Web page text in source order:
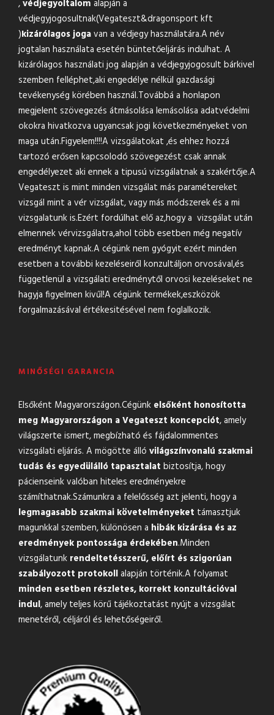
,védjegyoltalom alapján a
védjegyjogosultnak(Vegateszt&dragonsport kft
)kizárólagos jogavan a védjegy használatára.A név
jogtalan használata esetén büntetőeljárás indulhat. A
kizárólagos használati jog alapján a védjegyjogosult bárkivel
szemben felléphet,aki engedélye nélkül gazdasági
tevékenység körében használ.Továbbá a honlapon
megjelent szövegezés átmásolása lemásolása adatvédelmi
okokra hivatkozva ugyancsak jogi következményeket von
maga után.Figyelem!!!!A vizsgálatokat ,és ehhez hozzá
tartozó erősen kapcsolodó szövegezést csak annak
engedélyezet aki ennek a tipusú vizsgálatnak a szakértője.A
Vegateszt is mint minden vizsgálat más paramétereket
vizsgál mint a vér vizsgálat, vagy más módszerek és a mi
vizsgalatunk is.Ezért fordúlhat elő az,hogy a vizsgálat után
elmennek vérvizsgálatra,ahol több esetben még negatív
eredményt kapnak.A cégünk nem gyógyit ezért minden
esetben a további kezeléseiről konzultáljon orvosával,és
függetlenül a vizsgálati eredménytől orvosi kezeléseket ne
hagyja figyelmen kivűl!A cégünk termékek,eszközök
forgalmazásával értékesitésével nem foglalkozik.
MINŐSÉGI GARANCIA
Elsőként Magyarországon.Cégünk elsőként honosította
meg Magyarországon a Vegateszt koncepciót, amely
világszerte ismert, megbízható és fájdalommentes
vizsgálati eljárás. A mögötte álló világszínvonalú szakmai
tudás és egyedülálló tapasztalat biztosítja, hogy
pácienseink valóban hiteles eredményekre
számíthatnak.Számunkra a felelősség azt jelenti, hogy a
legmagasabb szakmai követelményeket támasztjuk
magunkkal szemben, különösen a hibák kizárása és az
eredmények pontossága érdekében.Minden
vizsgálatunk rendeltetésszerű, előírt és szigorúan
szabályozott protokollalapján történik.A folyamat
minden esetben részletes, korrekt konzultációval
indul, amely teljes körű tájékoztatást nyújt a vizsgálat
menetéről, céljáról és lehetőségeiről.